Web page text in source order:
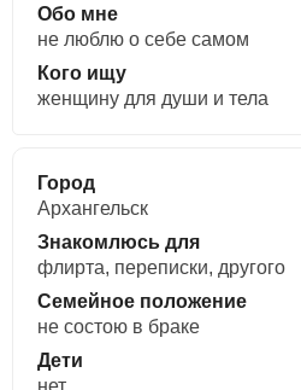
Обо мне
не люблю о себе самом
Кого ищу
женщину для души и тела
Город
Архангельск
Знакомлюсь для
флирта, переписки, другого
Семейное положение
не состою в браке
Дети
нет